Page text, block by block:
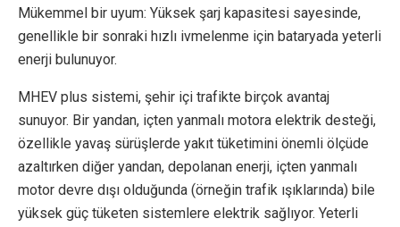
Mükemmel bir uyum: Yüksek şarj kapasitesi sayesinde,
genellikle bir sonraki hızlı ivmelenme için bataryada yeterli
enerji bulunuyor.
MHEV plus sistemi, şehir içi trafikte birçok avantaj
sunuyor. Bir yandan, içten yanmalı motora elektrik desteği,
özellikle yavaş sürüşlerde yakıt tüketimini önemli ölçüde
azaltırken diğer yandan, depolanan enerji, içten yanmalı
motor devre dışı olduğunda (örneğin trafik ışıklarında) bile
yüksek güç tüketen sistemlere elektrik sağlıyor. Yeterli